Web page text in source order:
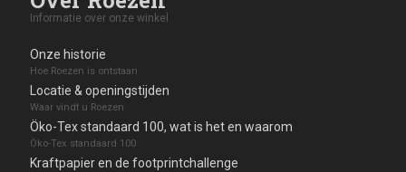
Informatie over onze winkel
Onze historie
Hoe Roezen is ontstaan
Locatie & openingstijden
Waar vindt u Roezen
Öko-Tex standaard 100, wat is het en waarom
Öko-Tex standaard 100
Kraftpapier en de footprintchallenge